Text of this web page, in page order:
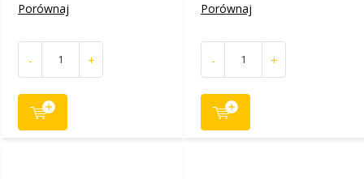
Porównaj
- +
Porównaj
- +